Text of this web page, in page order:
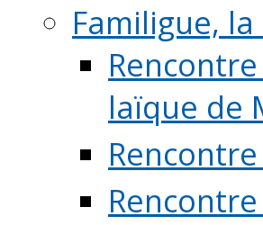
Familigue,
laïque de